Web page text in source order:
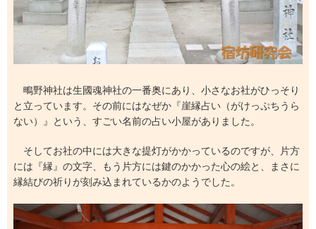
鴫野神社は生國魂神社の一番奥にあり、小さなお社がひっそり
と立っています。その前にはなぜか『崖縁占い（がけっぷちうら
ない）』という、すごい名前の占い小屋がありました。
そしてお社の中には大きな提灯がかかっているのですが、片方
には『縁』の文字、もう片方には鍵のかかった心の絵と、まさに
縁結びの祈りが刻み込まれているかのようでした。